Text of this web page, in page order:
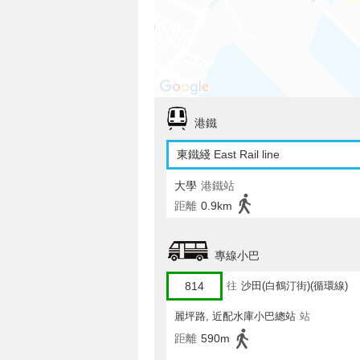
港鐵
東鐵綫 East Rail line
大學 港鐵站
距離 0.9km
專線小巴
814 往 沙田(白鶴汀街)(循環線)
麗坪路, 近配水庫小巴總站 站
距離 590m